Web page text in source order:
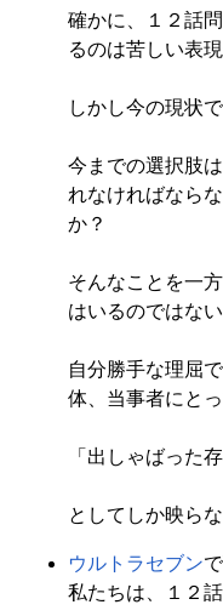
確かに、１２話
るのは苦しい表
しかし今の現状
今までの選択肢
れなければなら
か？
そんなことを一
はいるのではな
自分勝手な理屈
体、当事者にと
「出しゃばった存
としてしか映ら
ウルトラセブン
私たちは、１２